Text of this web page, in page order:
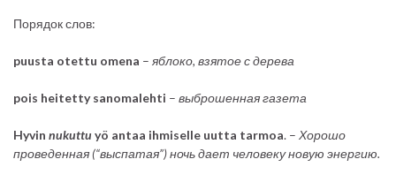
Порядок слов:
puusta otettu omena – яблоко, взятое с дерева
pois heitetty sanomalehti – выброшенная газета
Hyvin nukuttu yö antaa ihmiselle uutta tarmoa. – Хорошо
проведенная (“выспатая”) ночь дает человеку новую энергию.